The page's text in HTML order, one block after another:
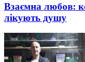
Взаємна любов:
лікують душу